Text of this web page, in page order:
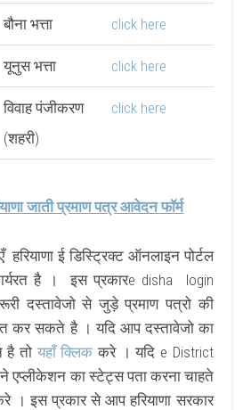
बौना भत्ता click here
यूनुस भत्ता click here
विवाह पंजीकरण
(शहरी)
click here
जाती प्रमाण पत्र आवेदन फॉर्म
ई डिस्ट्रिक्ट ऑनलाइन पोर्टल
है । इस प्रकारe disha login
दस्तावेजो से जुड़े प्रमाण पत्रो की
कर सकते है । यदि आप दस्तावेजो का
है तो यहाँ क्लिक करे । यदि e District
एप्लीकेशन का स्टेट्स पता करना चाहते
। इस प्रकार से आप हरियाणा सरकार